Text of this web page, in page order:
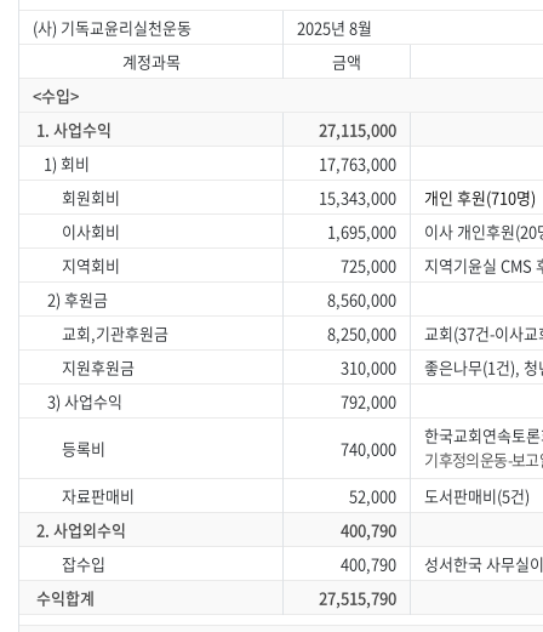
(사) 기독교윤리실천운동
2025년 8월
계정과목
금액
<수입>
1. 사업수익
27,115,000
1) 회비
17,763,000
회원회비
15,343,000
개인 후원(710명)
이사회비
1,695,000
이사 개인후원(20
지역회비
725,000
지역기윤실 CMS
2) 후원금
8,560,000
교회,기관후원금
8,250,000
교회(37건-이사
지원후원금
310,000
좋은나무(1건),
3) 사업수익
792,000
등록비 740,000
한국교회연속토
기후정의운동-보
자료판매비
52,000
도서판매비(5건)
2. 사업외수익
400,790
잡수입
400,790
성서한국 사무실
수익합계
27,515,790